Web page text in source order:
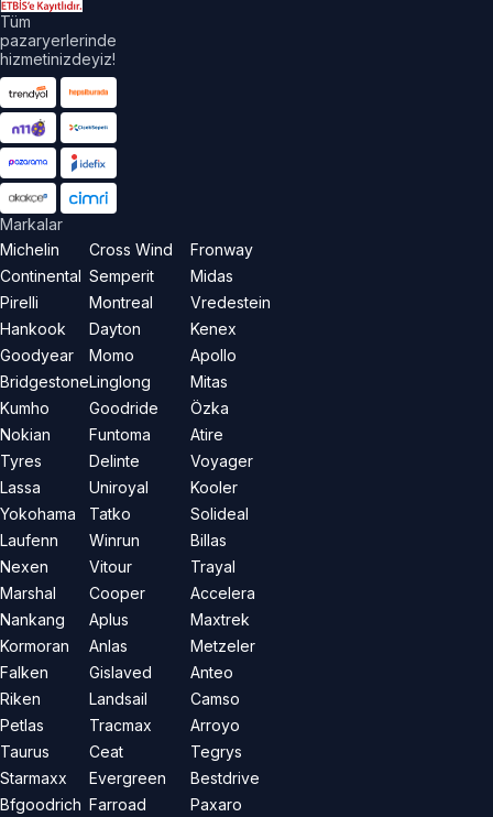
Tüm
pazaryerlerinde
hizmetinizdeyiz!
Markalar
Michelin
Continental
Pirelli
Hankook
Goodyear
Bridgestone
Kumho
Nokian
Tyres
Lassa
Yokohama
Laufenn
Nexen
Marshal
Nankang
Kormoran
Falken
Riken
Petlas
Taurus
Starmaxx
Bfgoodrich
Cross Wind
Semperit
Montreal
Dayton
Momo
Linglong
Goodride
Funtoma
Delinte
Uniroyal
Tatko
Winrun
Vitour
Cooper
Aplus
Anlas
Gislaved
Landsail
Tracmax
Ceat
Evergreen
Farroad
Fronway
Midas
Vredestein
Kenex
Apollo
Mitas
Özka
Atire
Voyager
Kooler
Solideal
Billas
Trayal
Accelera
Maxtrek
Metzeler
Anteo
Camso
Arroyo
Tegrys
Bestdrive
Paxaro